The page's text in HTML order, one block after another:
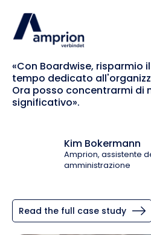
«Con Boardwise, risparmio
tempo dedicato
Ora posso concentrarmi di
significativo».
Kim Bokermann
Amprion, assistente
amministrazione
Read the full case study